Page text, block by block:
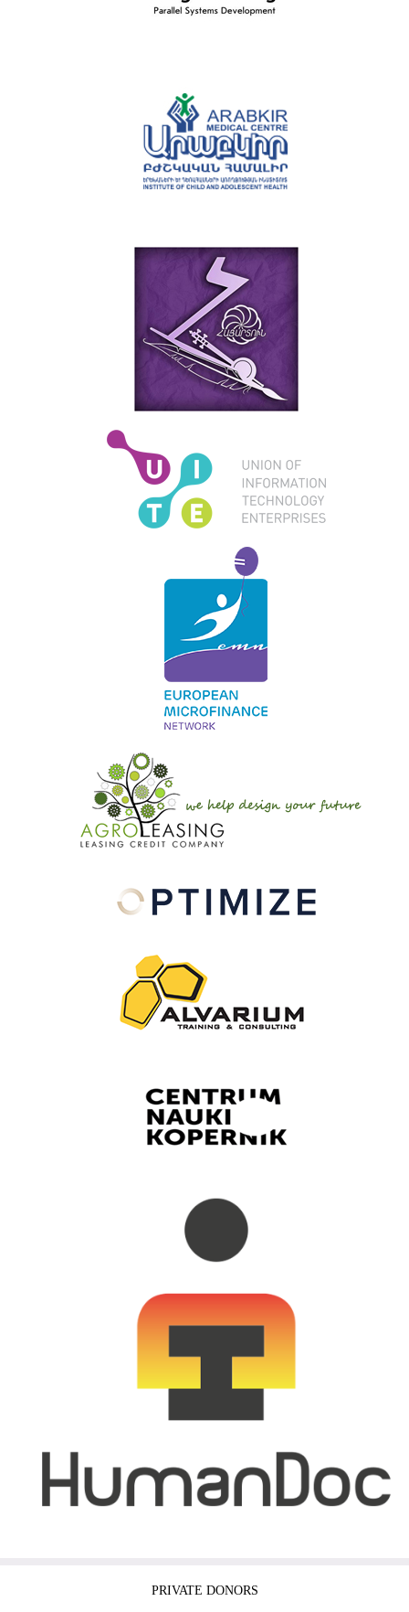
PRIVATE DONORS